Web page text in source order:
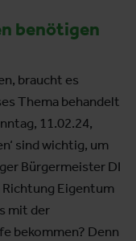
benötigen
braucht es
Thema behandelt
11.02.24,
sind wichtig, um
Bürgermeister DI
Richtung Eigentum
mit der
bekommen? Denn